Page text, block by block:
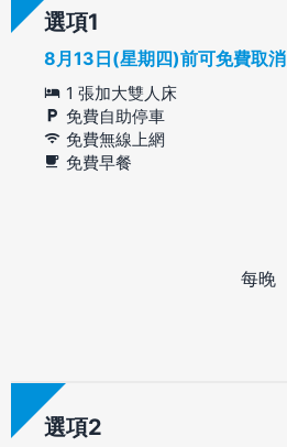
選項
8月13日(星期四)前可免費取消
1 張加大雙人床
免費自助停車
免費無線上網
免費早餐
每晚
選項